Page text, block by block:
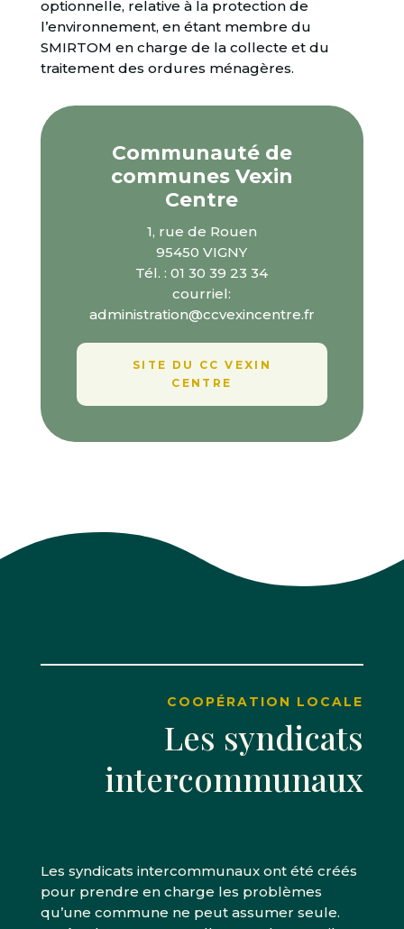
optionnelle, relative à la protection de
l’environnement, en étant membre du
SMIRTOM en charge de la collecte et du
traitement des ordures ménagères.
Communauté de
communes Vexin
Centre
1, rue de Rouen
95450 VIGNY
Tél. : 01 30 39 23 34
courriel:
administration@ccvexincentre.fr
SITE DU CC VEXIN
CENTRE
COOPÉRATION LOCALE
Les syndicats
intercommunaux
Les syndicats intercommunaux ont été créés
pour prendre en charge les problèmes
qu’une commune ne peut assumer seule.